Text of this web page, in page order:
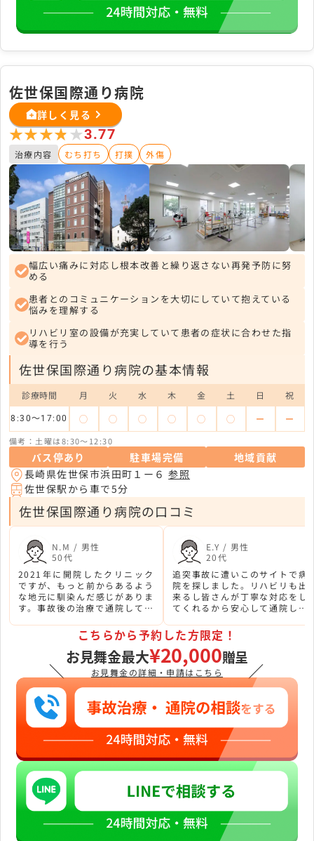
佐世保国際通り病院
詳しく見る
★★★★★
★★★★★3.77
治療内容 むち打ち 打撲 外傷
幅広い痛みに対応し根本改善と繰り返さない再発予防に努
める
患者とのコミュニケーションを大切にしていて抱えている
悩みを理解する
リハビリ室の設備が充実していて患者の症状に合わせた指
導を行う
佐世保国際通り病院の基本情報
診療時間 月 火 水 木 金 土 日 祝
8:30〜17:00 ◯ ◯ ◯ ◯ ◯ ◯ ー ー
備考：土曜は8:30〜12:30
バス停あり 駐車場完備
地域貢献
長崎県佐世保市浜田町１ー６参照
佐世保駅から車で5分
佐世保国際通り病院の口コミ
N.M / 男性
50代
2021年に開院したクリニック
ですが、もっと前からあるよう
な地元に馴染んだ感じがありま
す。事故後の治療で通院してま
れて満足です。もちろん痛めた
腰も無事回復しています。
E.Y / 男性
20代
追突事故に遭いこのサイトで病
院を探しました。リハビリも出
来るし皆さんが丁寧な対応をし
てくれるから安心して通院して
うので、しっかり通って治した
いです。
＼
こちらから予約した方限定！
お見舞金最大¥20,000贈呈
お見舞金の詳細・申請はこちら ／